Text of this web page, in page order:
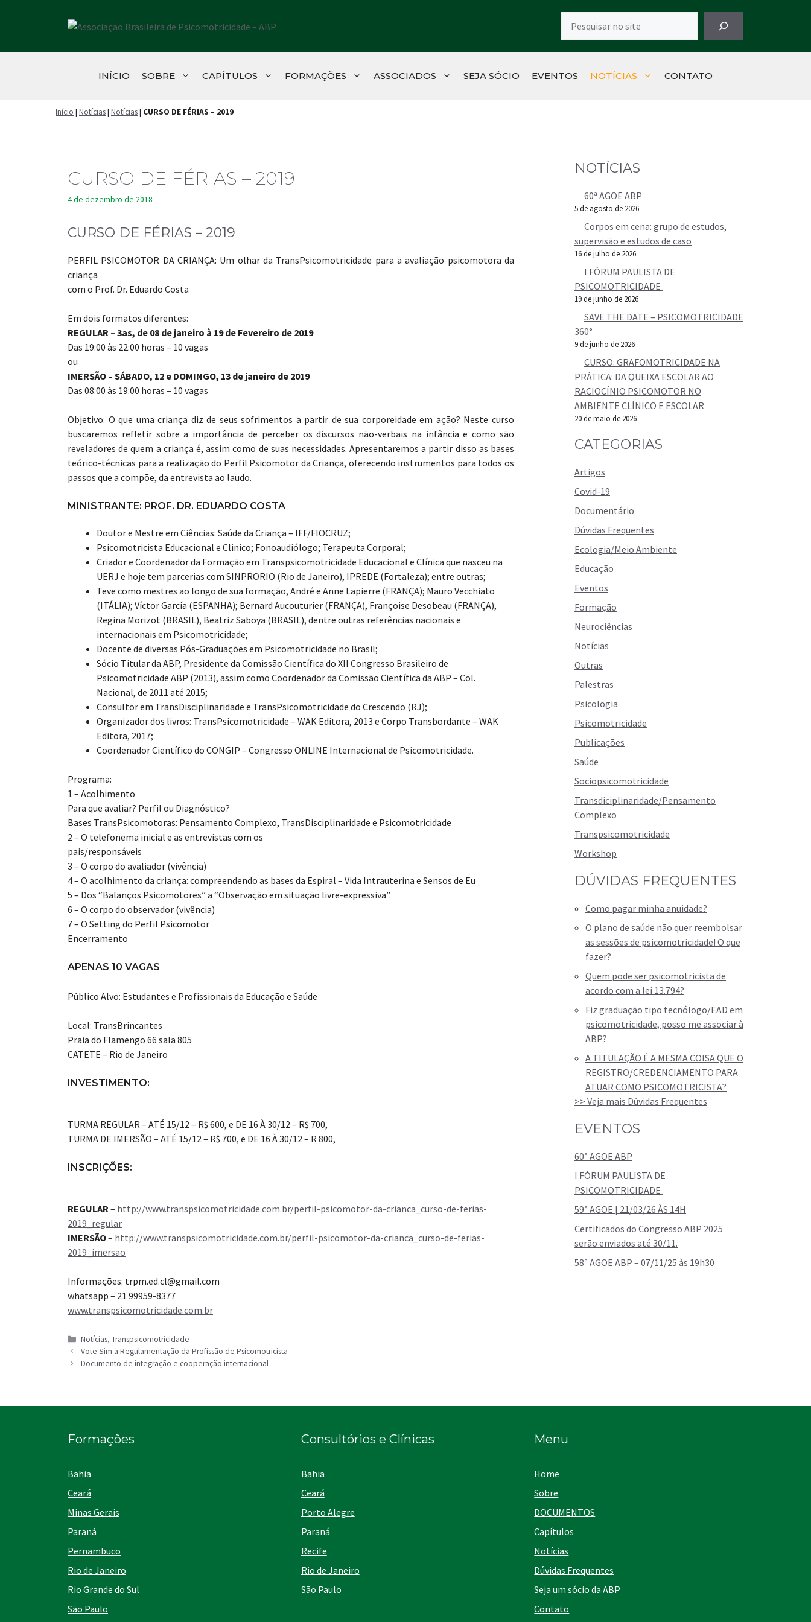
conteúdo
INÍCIO SOBRE CAPÍTULOS FORMAÇÕES ASSOCIADOS SEJA SÓCIO EVENTOS NOTÍCIAS CONTATO
Início | Notícias| Notícias| CURSO DE FÉRIAS – 2019
CURSO DE FÉRIAS – 2019
4 de dezembro de 2018
CURSO DE FÉRIAS – 2019
PERFIL PSICOMOTOR DA CRIANÇA: Um olhar da TransPsicomotricidade para a avaliação psicomotora da
criança
com o Prof. Dr. Eduardo Costa
Em dois formatos diferentes:
REGULAR – 3as, de 08 de janeiro à 19 de Fevereiro de 2019
Das 19:00 às 22:00 horas – 10 vagas
ou
IMERSÃO – SÁBADO, 12 e DOMINGO, 13 de janeiro de 2019
Das 08:00 às 19:00 horas – 10 vagas
Objetivo: O que uma criança diz de seus sofrimentos a partir de sua corporeidade em ação? Neste curso
buscaremos refletir sobre a importância de perceber os discursos não-verbais na infância e como são
reveladores de quem a criança é, assim como de suas necessidades. Apresentaremos a partir disso as bases
teórico-técnicas para a realização do Perfil Psicomotor da Criança, oferecendo instrumentos para todos os
passos que a compõe, da entrevista ao laudo.
MINISTRANTE: PROF. DR. EDUARDO COSTA
Doutor e Mestre em Ciências: Saúde da Criança – IFF/FIOCRUZ;
Psicomotricista Educacional e Clinico; Fonoaudiólogo; Terapeuta Corporal;
Criador e Coordenador da Formação em Transpsicomotricidade Educacional e Clínica que nasceu na
UERJ e hoje tem parcerias com SINPRORIO (Rio de Janeiro), IPREDE (Fortaleza); entre outras;
Teve como mestres ao longo de sua formação, André e Anne Lapierre (FRANÇA); Mauro Vecchiato
(ITÁLIA); Víctor García (ESPANHA); Bernard Aucouturier (FRANÇA), Françoise Desobeau (FRANÇA),
Regina Morizot (BRASIL), Beatriz Saboya (BRASIL), dentre outras referências nacionais e
internacionais em Psicomotricidade;
Docente de diversas Pós-Graduações em Psicomotricidade no Brasil;
Sócio Titular da ABP, Presidente da Comissão Científica do XII Congresso Brasileiro de
Psicomotricidade ABP (2013), assim como Coordenador da Comissão Científica da ABP – Col.
Nacional, de 2011 até 2015;
Consultor em TransDisciplinaridade e TransPsicomotricidade do Crescendo (RJ);
Organizador dos livros: TransPsicomotricidade – WAK Editora, 2013 e Corpo Transbordante – WAK
Editora, 2017;
Coordenador Científico do CONGIP – Congresso ONLINE Internacional de Psicomotricidade.
Programa:
1 – Acolhimento
Para que avaliar? Perfil ou Diagnóstico?
Bases TransPsicomotoras: Pensamento Complexo, TransDisciplinaridade e Psicomotricidade
2 – O telefonema inicial e as entrevistas com os
pais/responsáveis
3 – O corpo do avaliador (vivência)
4 – O acolhimento da criança: compreendendo as bases da Espiral – Vida Intrauterina e Sensos de Eu
5 – Dos “Balanços Psicomotores” a “Observação em situação livre-expressiva”.
6 – O corpo do observador (vivência)
7 – O Setting do Perfil Psicomotor
Encerramento
APENAS 10 VAGAS
Público Alvo: Estudantes e Profissionais da Educação e Saúde
Local: TransBrincantes
Praia do Flamengo 66 sala 805
CATETE – Rio de Janeiro
INVESTIMENTO:
TURMA REGULAR – ATÉ 15/12 – R$ 600, e DE 16 À 30/12 – R$ 700,
TURMA DE IMERSÃO – ATÉ 15/12 – R$ 700, e DE 16 À 30/12 – R 800,
INSCRIÇÕES:
REGULAR – http://www.transpsicomotricidade.com.br/perfil-psicomotor-da-crianca_curso-de-ferias-
2019_regular
IMERSÃO– http://www.transpsicomotricidade.com.br/perfil-psicomotor-da-crianca_curso-de-ferias-
2019_imersao
Informações: trpm.ed.cl@gmail.com
whatsapp – 21 99959-8377
www.transpsicomotricidade.com.br
Categorias
Notícias, Transpsicomotricidade
Vote Sim a Regulamentação da Profissão de Psicomotricista
Documento de integração e cooperação internacional
NOTÍCIAS
60ª AGOE ABP
5 de agosto de 2026
Corpos em cena: grupo de estudos,
supervisão e estudos de caso
16 de julho de 2026
I FÓRUM PAULISTA DE
PSICOMOTRICIDADE
19 de junho de 2026
SAVE THE DATE – PSICOMOTRICIDADE
360°
9 de junho de 2026
CURSO: GRAFOMOTRICIDADE NA
PRÁTICA: DA QUEIXA ESCOLAR AO
RACIOCÍNIO PSICOMOTOR NO
AMBIENTE CLÍNICO E ESCOLAR
20 de maio de 2026
CATEGORIAS
Artigos
Covid-19
Documentário
Dúvidas Frequentes
Ecologia/Meio Ambiente
Educação
Eventos
Formação
Neurociências
Notícias
Outras
Palestras
Psicologia
Psicomotricidade
Publicações
Saúde
Sociopsicomotricidade
Transdiciplinaridade/Pensamento
Complexo
Transpsicomotricidade
Workshop
DÚVIDAS FREQUENTES
Como pagar minha anuidade?
O plano de saúde não quer reembolsar
as sessões de psicomotricidade! O que
fazer?
Quem pode ser psicomotricista de
acordo com a lei 13.794?
Fiz graduação tipo tecnólogo/EAD em
psicomotricidade, posso me associar à
ABP?
A TITULAÇÃO É A MESMA COISA QUE O
REGISTRO/CREDENCIAMENTO PARA
ATUAR COMO PSICOMOTRICISTA?
>> Veja mais Dúvidas Frequentes
EVENTOS
60ª AGOE ABP
I FÓRUM PAULISTA DE
PSICOMOTRICIDADE
59ª AGOE | 21/03/26 ÀS 14H
Certificados do Congresso ABP 2025
serão enviados até 30/11.
58ª AGOE ABP – 07/11/25 às 19h30
Formações
Bahia
Ceará
Minas Gerais
Paraná
Pernambuco
Rio de Janeiro
Rio Grande do Sul
São Paulo
Consultórios e Clínicas
Bahia
Ceará
Porto Alegre
Paraná
Recife
Rio de Janeiro
São Paulo
Menu
Home
Sobre
DOCUMENTOS
Capítulos
Notícias
Dúvidas Frequentes
Seja um sócio da ABP
Contato